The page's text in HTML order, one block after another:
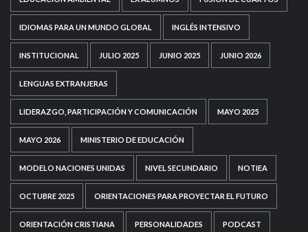
IDIOMAS PARA UN MUNDO GLOBAL INGLÉS INTENSIVO
INSTITUCIONAL JULIO 2025 JUNIO 2025 JUNIO 2026
LENGUAS EXTRANJERAS
LIDERAZGO, PARTICIPACIÓN Y COMUNICACIÓN MAYO 2025
MAYO 2026 MINISTERIO DE EDUCACIÓN
MODELO NACIONES UNIDAS NIVEL SECUNDARIO NOTIEA
OCTUBRE 2025 ORIENTACIONES PARA PROYECTAR EL FUTURO
ORIENTACIÓN CRISTIANA PERSONALIDADES PODCAST